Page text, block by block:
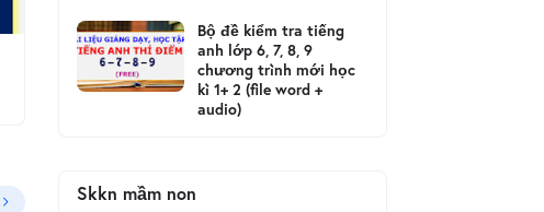
Bộ đề kiểm tra tiếng
anh lớp 6, 7, 8, 9
chương trình mới học
kì 1+ 2 (file word +
audio)
Skkn mầm non